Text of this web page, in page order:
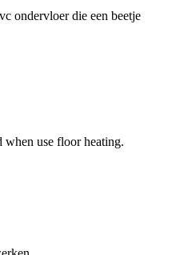
ondervloer die een beetje
when use floor heating.